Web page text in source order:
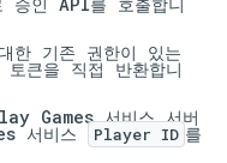
한 기존 권한이 있는
큰을 직접 반환합니
Games 서비스 서버
서비스 Player ID 를